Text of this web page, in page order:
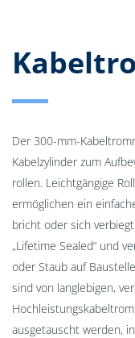
Der 300-mm-
Kabelzylinder zum
rollen. Leichtgängige
ermöglichen ein
bricht oder sich
„Lifetime Sealed“ und
oder Staub auf
sind von langlebigen,
ausgetauscht werden,